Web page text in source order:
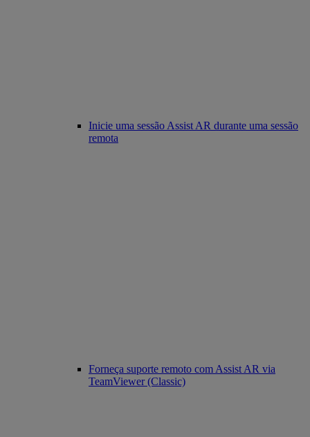
Inicie uma sessão Assist AR durante uma sessão
remota
Forneça suporte remoto com Assist AR via
TeamViewer (Classic)